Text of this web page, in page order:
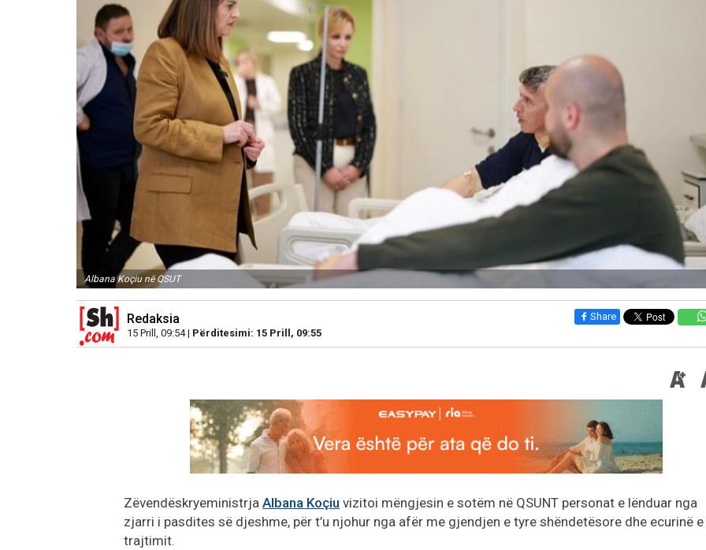
Albana Koçiu në QSUT
Redaksia
15 Prill, 09:54 | Përditesimi: 15 Prill, 09:55
Share
Zëvendëskryeministrja Albana Koçiu vizitoi mëngjesin e sotëm në QSUNT personat e lënduar nga
zjarri i pasdites së djeshme, për t’u njohur nga afër me gjendjen e tyre shëndetësore dhe ecurinë e
trajtimit.